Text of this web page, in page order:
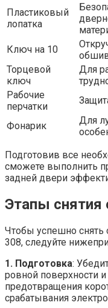
Пластиковый
лопатка
Ключ на 10
Торцевой
ключ
Для
Рабочие
перчатки
Фонарик
Для
Подготовив все
сможете выполнить
задней двери
Этапы снятия
Чтобы успешно
308, следуйте
1. Подготовка:
ровной поверхности
предотвращения
срабатывания